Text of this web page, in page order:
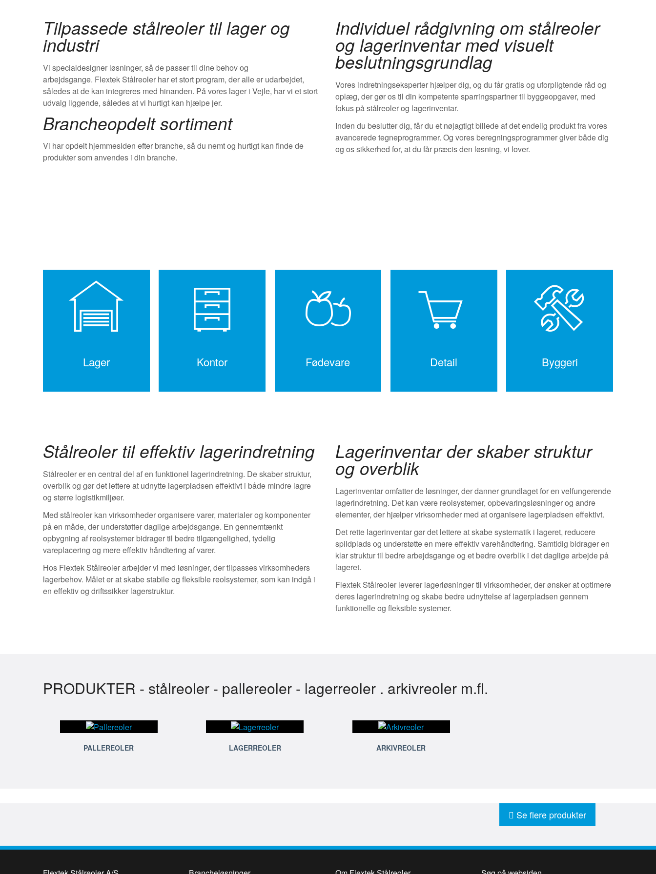
Tilpassede stålreoler til lager og
industri
Vi specialdesigner løsninger, så de passer til dine behov og
arbejdsgange. Flextek Stålreoler har et stort program, der alle er udarbejdet,
således at de kan integreres med hinanden. På vores lager i Vejle, har vi et stort
udvalg liggende, således at vi hurtigt kan hjælpe jer.
Brancheopdelt sortiment
Vi har opdelt hjemmesiden efter branche, så du nemt og hurtigt kan finde de
produkter som anvendes i din branche.
Individuel rådgivning om stålreoler
og lagerinventar med visuelt
beslutningsgrundlag
Vores indretningseksperter hjælper dig, og du får gratis og uforpligtende råd og
oplæg, der gør os til din kompetente sparringspartner til byggeopgaver, med
fokus på stålreoler og lagerinventar.
Inden du beslutter dig, får du et nøjagtigt billede af det endelig produkt fra vores
avancerede tegneprogrammer. Og vores beregningsprogrammer giver både dig
og os sikkerhed for, at du får præcis den løsning, vi lover.
Lager Kontor Fødevare Detail Byggeri
Stålreoler til effektiv lagerindretning
Stålreoler er en central del af en funktionel lagerindretning. De skaber struktur,
overblik og gør det lettere at udnytte lagerpladsen effektivt i både mindre lagre
og større logistikmiljøer.
Med stålreoler kan virksomheder organisere varer, materialer og komponenter
på en måde, der understøtter daglige arbejdsgange. En gennemtænkt
opbygning af reolsystemer bidrager til bedre tilgængelighed, tydelig
vareplacering og mere effektiv håndtering af varer.
Hos Flextek Stålreoler arbejder vi med løsninger, der tilpasses virksomheders
lagerbehov. Målet er at skabe stabile og fleksible reolsystemer, som kan indgå i
en effektiv og driftssikker lagerstruktur.
Lagerinventar der skaber struktur
og overblik
Lagerinventar omfatter de løsninger, der danner grundlaget for en velfungerende
lagerindretning. Det kan være reolsystemer, opbevaringsløsninger og andre
elementer, der hjælper virksomheder med at organisere lagerpladsen effektivt.
Det rette lagerinventar gør det lettere at skabe systematik i lageret, reducere
spildplads og understøtte en mere effektiv varehåndtering. Samtidig bidrager en
klar struktur til bedre arbejdsgange og et bedre overblik i det daglige arbejde på
lageret.
Flextek Stålreoler leverer lagerløsninger til virksomheder, der ønsker at optimere
deres lagerindretning og skabe bedre udnyttelse af lagerpladsen gennem
funktionelle og fleksible systemer.
PRODUKTER - stålreoler - pallereoler - lagerreoler . arkivreoler m.fl.
PALLEREOLER LAGERREOLER ARKIVREOLER
Se flere produkter